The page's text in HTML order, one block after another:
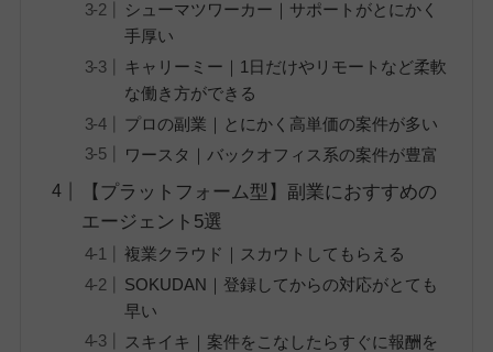
シューマツワーカー｜サポートがとにかく
手厚い
キャリーミー｜1日だけやリモートなど柔軟
な働き方ができる
プロの副業｜とにかく高単価の案件が多い
ワースタ｜バックオフィス系の案件が豊富
【プラットフォーム型】副業におすすめの
エージェント5選
複業クラウド｜スカウトしてもらえる
SOKUDAN｜登録してからの対応がとても
早い
スキイキ｜案件をこなしたらすぐに報酬を